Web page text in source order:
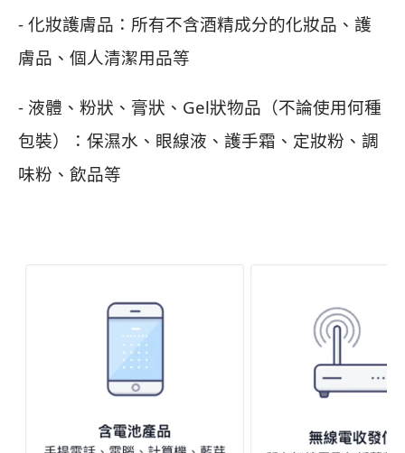
- 化妝護膚品：所有不含酒精成分的化妝品、護
膚品、個人清潔用品等
- 液體、粉狀、膏狀、Gel狀物品（不論使用何種
包裝）：保濕水、眼線液、護手霜、定妝粉、調
味粉、飲品等